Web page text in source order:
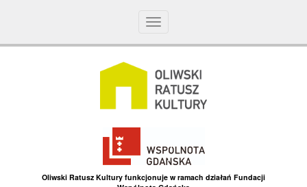
Toggle
Oliwski Ratusz Kultury funkcjonuje w ramach działań Fundacji